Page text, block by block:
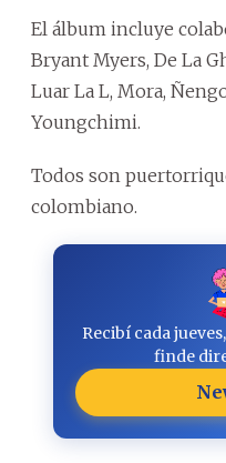
El álbum incluye
Bryant Myers, De La
Luar La L, Mora,
Youngchimi.
Todos son
colombiano.
Recibí cada
finde